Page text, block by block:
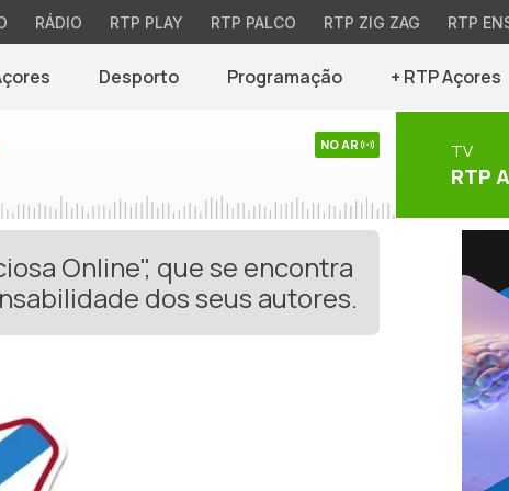
RÁDIO RTP PLAY RTP PALCO RTP ZIG ZAG RTP
Desporto Programação + RTP Açores
NO AR TV
RTP
Online", que se encontra
dos seus autores.